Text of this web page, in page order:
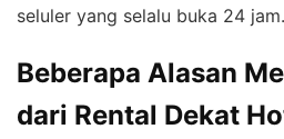
seluler yang selalu buka 24 jam.
Beberapa Alasan
dari Rental Dekat